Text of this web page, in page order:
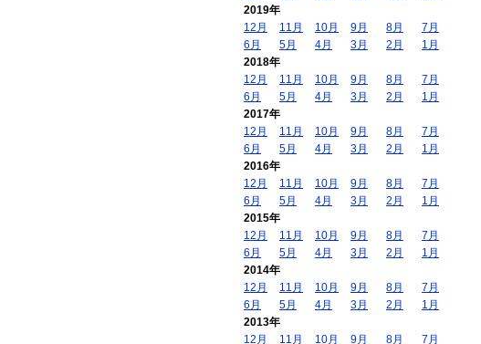
2019年
12月
11月 10月 9月 8月
7月
6月
5月 4月 3月 2月
1月
2018年
12月
11月 10月 9月 8月
7月
6月
5月 4月 3月 2月
1月
2017年
12月
11月 10月 9月 8月
7月
6月
5月 4月 3月 2月
1月
2016年
12月
11月 10月 9月 8月
7月
6月
5月 4月 3月 2月
1月
2015年
12月
11月 10月 9月 8月
7月
6月
5月 4月 3月 2月
1月
2014年
12月
11月 10月 9月 8月
7月
6月
5月 4月 3月 2月
1月
2013年
12月
11月 10月 9月 8月 7月